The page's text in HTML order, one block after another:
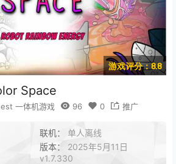
游戏评分：8.8
Space
一体机游戏 96 0 推广
联机： 单人离线
版本： 2025年5月11日
v1.7.330